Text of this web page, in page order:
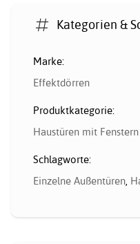
Kategorien &
Marke:
Effektdörren
Produktkategorie:
Haustüren mit Fenstern
Schlagworte:
Einzelne Außentüren,